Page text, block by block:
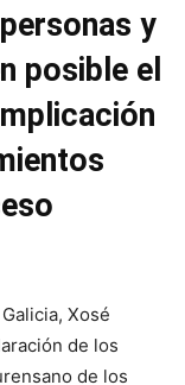
y
posible el
Xosé
de los
de los